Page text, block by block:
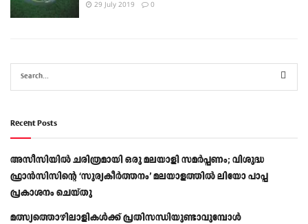
29 July 2019 0
Recent Posts
അസീസിയിൽ ചരിത്രമായി ഒരു മലയാളി സമർപ്പണം; വിശുദ്ധ
ഫ്രാൻസിസിന്റെ ‘സൂര്യകീർത്തനം’ മലയാളത്തിൽ ലിയോ പാപ്പ
പ്രകാശനം ചെയ്തു
മത്സ്യത്തൊഴിലാളികള്‍ക്ക് പ്രതിസന്ധിയുണ്ടാവുമ്പോള്‍